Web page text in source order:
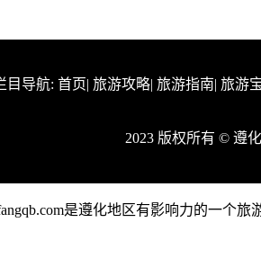
目导航: 首页| 旅游攻略| 旅游指南| 旅游
2023 版权所有 © 遵
是遵化地区有影响力的一个